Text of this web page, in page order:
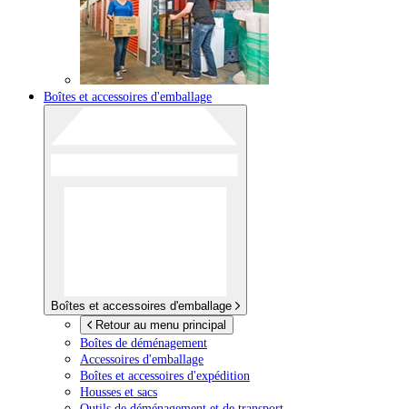
Boîtes et accessoires d'emballage
Boîtes et accessoires d'emballage
Retour au menu principal
Boîtes de déménagement
Accessoires d'emballage
Boîtes et accessoires d'expédition
Housses et sacs